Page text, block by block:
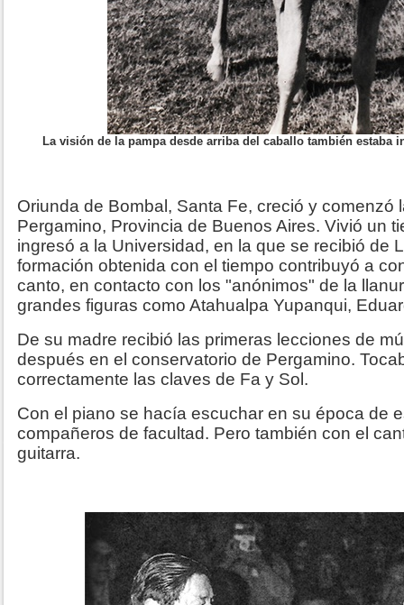
La visión de la pampa desde arriba del caballo también estaba
Oriunda de Bombal, Santa Fe, creció y comenzó
Pergamino, Provincia de Buenos Aires. Vivió un
ingresó a la Universidad, en la que se recibió de
formación obtenida con el tiempo contribuyó a
canto, en contacto con los "anónimos" de la
grandes figuras como Atahualpa Yupanqui,
De su madre recibió las primeras lecciones de
después en el conservatorio de Pergamino.
correctamente las claves de Fa y Sol.
Con el piano se hacía escuchar en su época de
compañeros de facultad. Pero también con el
guitarra.